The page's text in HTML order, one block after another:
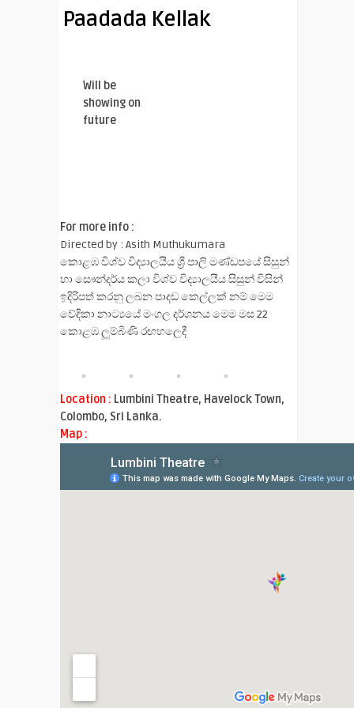
Paadada Kellak
Will be
showing on
future
For more info :
Directed by : Asith Muthukumara
කොළඹ විශ්ව විද්‍යාලයීය ශ්‍රී පාලි මණ්ඩපයේ සිසුන්
හා සෞන්දර්ය කලා විශ්ව විද්‍යාලයීය සිසුන් විසින්
ඉදිරිපත් කරනු ලබන පාදඩ කෙල්ලක් නම් මෙම
වේදිකා නාට්‍යයේ මංගල දර්ශනය මෙම මස 22
කොළඹ ලූම්බිණි රඟහලෙදී
Location : Lumbini Theatre, Havelock Town,
Colombo, Sri Lanka.
Map :